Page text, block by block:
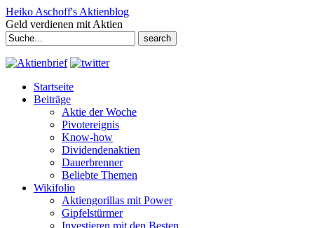
Heiko Aschoff's Aktienblog
Geld verdienen mit Aktien
Search
for:
Startseite
Beiträge
Aktie der Woche
Pivotereignis
Know-how
Dividendenaktien
Dauerbrenner
Beliebte Themen
Wikifolio
Aktiengorillas mit Power
Gipfelstürmer
Investieren mit den Besten